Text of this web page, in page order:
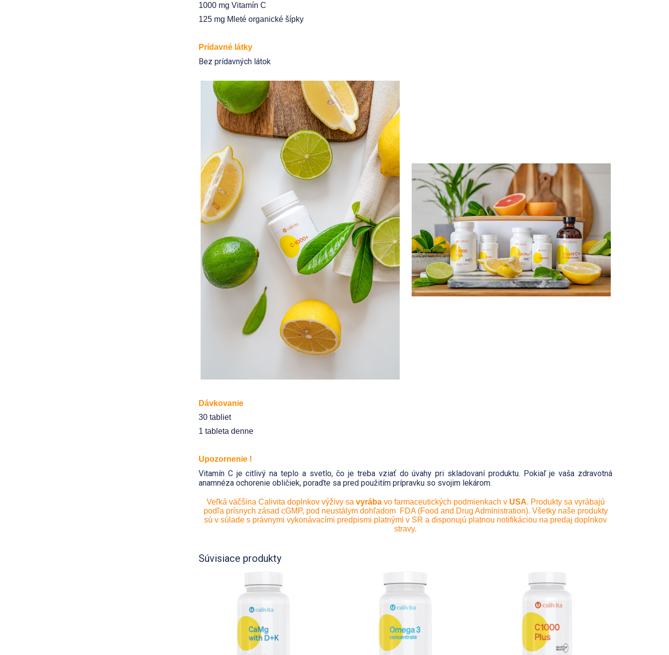
1000 mg Vitamín C
125 mg Mleté organické šípky
Prídavné látky
Bez prídavných látok
Dávkovanie
30 tabliet
1 tableta denne
Upozornenie !
Vitamín C je citlivý na teplo a svetlo, čo je treba vziať do úvahy pri skladovaní produktu. Pokiaľ je vaša zdravotná
anamnéza ochorenie obličiek, poraďte sa pred použitím prípravku so svojim lekárom.
Veľká väčšina Calivita doplnkov výživy sa vyrábavo farmaceutických podmienkach v USA. Produkty sa vyrábajú
podľa prísnych zásad cGMP, pod neustálym dohľadom FDA (Food and Drug Administration). Všetky naše produkty
sú v súlade s právnymi vykonávacími predpismi platnými v SR a disponujú platnou notifikáciou na predaj doplnkov
stravy.
Súvisiace produkty